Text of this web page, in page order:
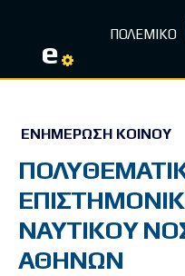
e ΠΟΛΕΜΙΚΟ
ΕΝΗΜΈΡΩΣΗ ΚΟΙΝΟΎ
ΝΑΥΤΙΚΟΥ
ΑΘΗΝΩΝ